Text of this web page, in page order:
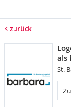
zurück
als
St.